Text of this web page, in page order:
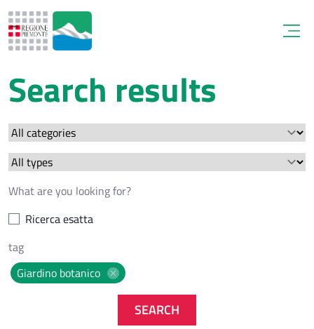
Search results
Ricerca esatta
Giardino botanico
SEARCH